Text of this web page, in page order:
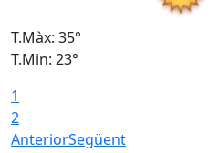
T.Màx: 35°
T.Min: 23°
1
2
AnteriorSegüent